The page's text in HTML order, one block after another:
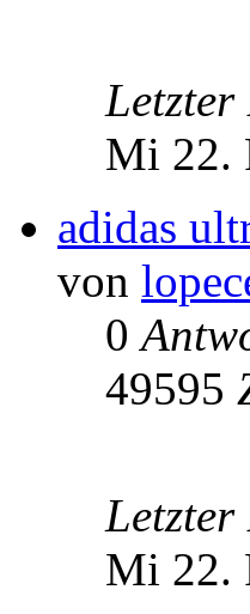
Mi 22.
adidas
von
0
49595
Mi 22.